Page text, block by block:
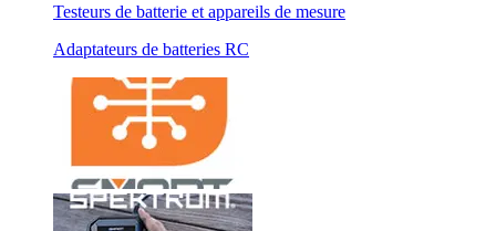
Testeurs de batterie et appareils de mesure
Adaptateurs de batteries RC